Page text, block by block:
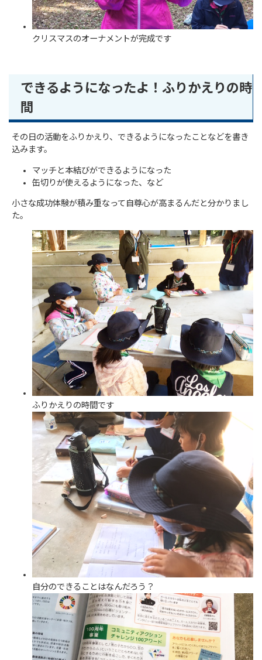
クリスマスのオーナメントが完成です
できるようになったよ！ふりかえりの時
間
その日の活動をふりかえり、できるようになったことなどを書き
込みます。
マッチと本結びができるようになった
缶切りが使えるようになった、など
小さな成功体験が積み重なって自尊心が高まるんだと分かりまし
た。
ふりかえりの時間です
自分のできることはなんだろう？